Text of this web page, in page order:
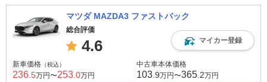
マツダ MAZDA3 ファストバック
総合評価
4.6 マイカー登録
新車価格 （税込）
236 .5万円〜253 .0万円
中古車本体価格
103 .9万円〜365 .2万円